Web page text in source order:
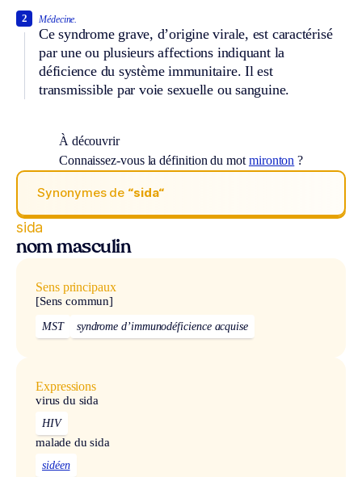
Médecine.
Ce syndrome grave, d’origine virale, est caractérisé
par une ou plusieurs affections indiquant la
déficience du système immunitaire. Il est
transmissible par voie sexuelle ou sanguine.
2
À découvrir
Connaissez-vous la définition du mot mironton ?
Synonymes de “sida“
sida
nom masculin
Sens principaux
[Sens commun]
MST syndrome d’immunodéficience acquise
Expressions
virus du sida
HIV
malade du sida
sidéen